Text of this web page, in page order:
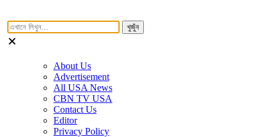
খুজুঁন
About Us
Advertisement
All USA News
CBN TV USA
Contact Us
Editor
Privacy Policy